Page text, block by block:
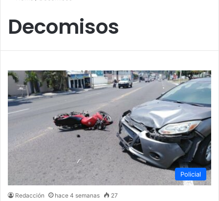
Decomisos
Policial
Redacción hace 4 semanas 27